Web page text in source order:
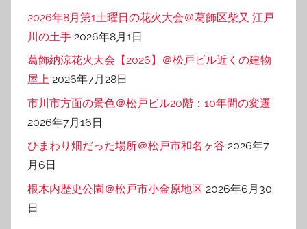
2026年8月第1土曜日の花火大会＠葛飾区柴又 江戸
川の土手 2026年8月1日
葛飾納涼花火大会【2026】＠松戸ビル近くの建物
屋上 2026年7月28日
市川市方面の景色＠松戸ビル20階：10年間の変遷
2026年7月16日
ひまわり畑だった場所＠松戸市和名ヶ谷 2026年7
月6日
根木内歴史公園＠松戸市小金原地区 2026年6月30
日